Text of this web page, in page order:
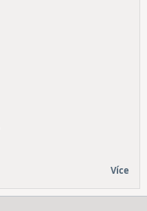
Více